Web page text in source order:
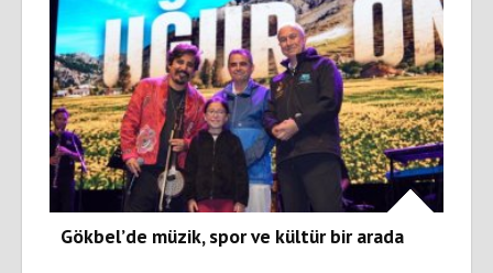
Gökbel’de müzik, spor ve kültür bir arada